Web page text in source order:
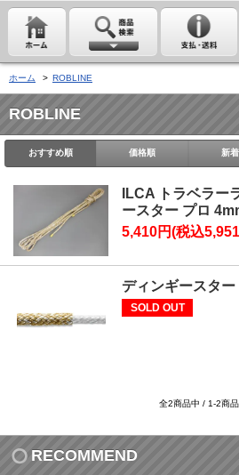
ホーム > ROBLINE
ROBLINE
おすすめ順 価格順 新
ILCA トラベラー
ースター プロ
5,410円(税込
ディンギースタ
SOLD OUT
全2商品中 / 1-2商品
RECOMMEND